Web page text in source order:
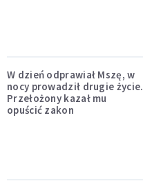
W dzień odprawiał Mszę, w
nocy prowadził drugie życie.
Przełożony kazał mu
opuścić zakon